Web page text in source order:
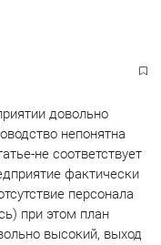
довольно
непонятна
не соответствует
фактически
персонала
при этом план
высокий, выход